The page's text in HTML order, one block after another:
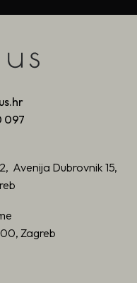
097
Avenija Dubrovnik 15,
Zagreb